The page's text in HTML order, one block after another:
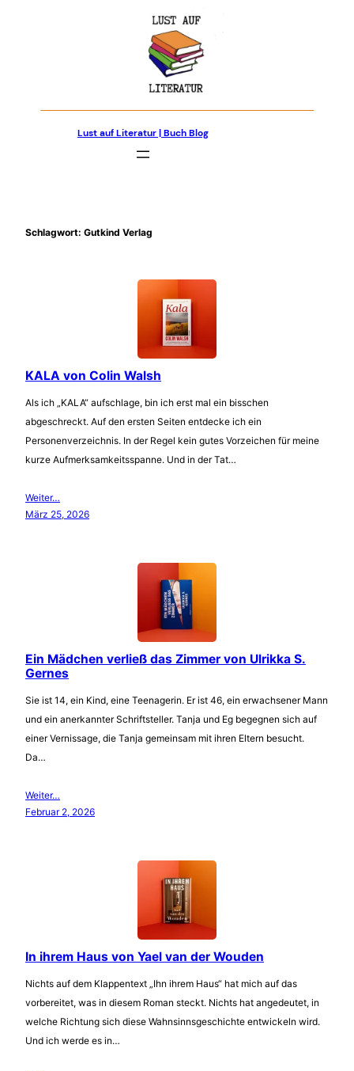
Lust auf Literatur | Buch Blog
Schlagwort: Gutkind Verlag
KALA von Colin Walsh
Als ich „KALA“ aufschlage, bin ich erst mal ein bisschen
abgeschreckt. Auf den ersten Seiten entdecke ich ein
Personenverzeichnis. In der Regel kein gutes Vorzeichen für meine
kurze Aufmerksamkeitsspanne. Und in der Tat…
Weiter…
März 25, 2026
Ein Mädchen verließ das Zimmer von Ulrikka S.
Gernes
Sie ist 14, ein Kind, eine Teenagerin. Er ist 46, ein erwachsener Mann
und ein anerkannter Schriftsteller. Tanja und Eg begegnen sich auf
einer Vernissage, die Tanja gemeinsam mit ihren Eltern besucht.
Da…
Weiter…
Februar 2, 2026
In ihrem Haus von Yael van der Wouden
Nichts auf dem Klappentext „Ihn ihrem Haus“ hat mich auf das
vorbereitet, was in diesem Roman steckt. Nichts hat angedeutet, in
welche Richtung sich diese Wahnsinnsgeschichte entwickeln wird.
Und ich werde es in…